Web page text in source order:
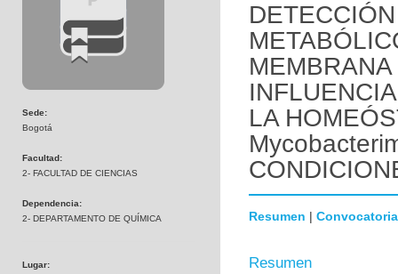
Sede:
Bogotá
Facultad:
2- FACULTAD DE CIENCIAS
Dependencia:
2- DEPARTAMENTO DE QUÍMICA
Lugar:
LA
Resumen | Convocatoria
Resumen